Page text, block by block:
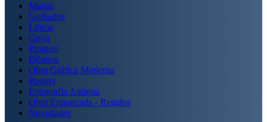
Mapas
Grabados
Libros
Goya
Piranesi
Dibujos
Obra Gráfica Moderna
Posters
Fotografía Antigua
Obra Enmarcada - Regalos
Novedades